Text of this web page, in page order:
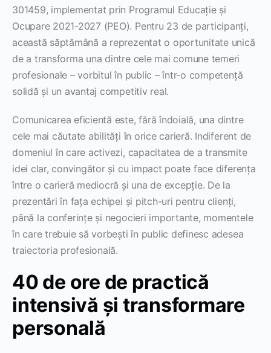
301459, implementat prin Programul Educație și
Ocupare 2021-2027 (PEO). Pentru 23 de participanți,
această săptămână a reprezentat o oportunitate unică
de a transforma una dintre cele mai comune temeri
profesionale – vorbitul în public – într-o competență
solidă și un avantaj competitiv real.
Comunicarea eficientă este, fără îndoială, una dintre
cele mai căutate abilități în orice carieră. Indiferent de
domeniul în care activezi, capacitatea de a transmite
idei clar, convingător și cu impact poate face diferența
între o carieră mediocră și una de excepție. De la
prezentări în fața echipei și pitch-uri pentru clienți,
până la conferințe și negocieri importante, momentele
în care trebuie să vorbești în public definesc adesea
traiectoria profesională.
40 de ore de practică
intensivă și transformare
personală